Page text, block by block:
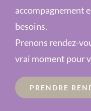
accompagnement
besoins.
Prenons rendez-
vrai moment pour
PRENDRE